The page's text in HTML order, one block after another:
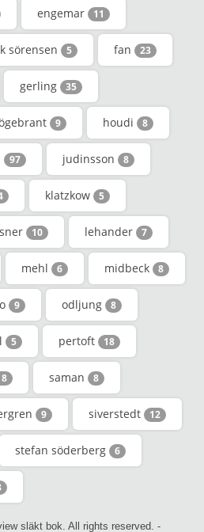
engemar 11
sörensen 5 fan 23
gerling 35
9 houdi 8
97 judinsson 8
klatzkow 5
10 lehander 7
mehl 6 midbeck 8
9 odljung 8
5 pertoft 18
saman 8
9 siverstedt 12
stefan söderberg 6
släkt bok. All rights reserved. -